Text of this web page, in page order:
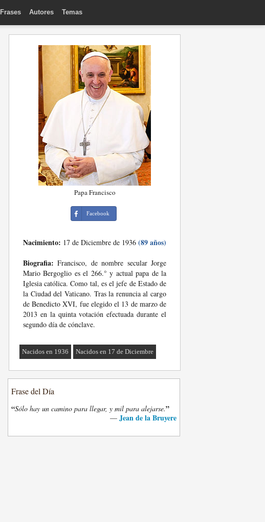
Frases Autores Temas
Papa Francisco
Facebook
Nacimiento: 17 de Diciembre de 1936 (89 años)
Biografia: Francisco, de nombre secular Jorge
Mario Bergoglio es el 266.° y actual papa de la
Iglesia católica. Como tal, es el jefe de Estado de
la Ciudad del Vaticano. Tras la renuncia al cargo
de Benedicto XVI, fue elegido el 13 de marzo de
2013 en la quinta votación efectuada durante el
segundo día de cónclave.
Nacidos en 1936 Nacidos en 17 de Diciembre
Frase del Día
“Sólo hay un camino para llegar, y mil para alejarse.”
— Jean de la Bruyere